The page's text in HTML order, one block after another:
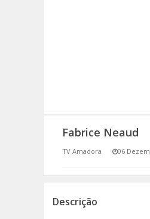
(RE) PENSAMENTOS
Fabrice Neaud
TV Amadora 06
Descrição